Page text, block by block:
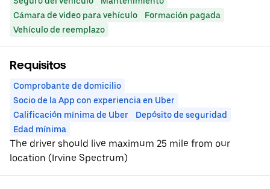
Cámara de video para vehículo
Formación pagada
Vehículo de reemplazo
Requisitos
Comprobante de domicilio
Socio de la App con experiencia en Uber
Calificación mínima de Uber
Depósito de seguridad
Edad mínima
The driver should live maximum 25 mile from our
location (Irvine Spectrum)